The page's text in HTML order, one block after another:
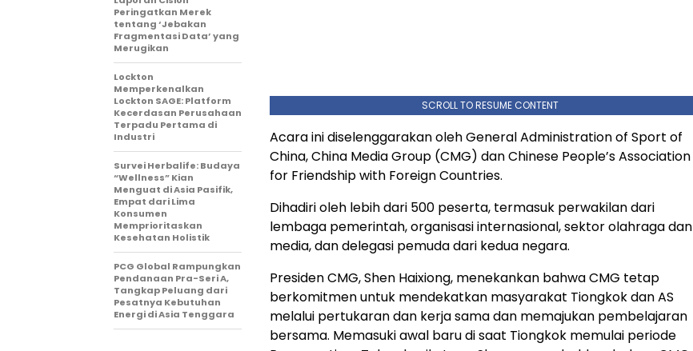
SCROLL TO RESUME CONTENT
Acara ini diselenggarakan oleh General Administration of Sport of
China, China Media Group (CMG) dan Chinese People’s Association
for Friendship with Foreign Countries.
Dihadiri oleh lebih dari 500 peserta, termasuk perwakilan dari
lembaga pemerintah, organisasi internasional, sektor olahraga dan
media, dan delegasi pemuda dari kedua negara.
Presiden CMG, Shen Haixiong, menekankan bahwa CMG tetap
berkomitmen untuk mendekatkan masyarakat Tiongkok dan AS
melalui pertukaran dan kerja sama dan memajukan pembelajaran
bersama. Memasuki awal baru di saat Tiongkok memulai periode
Peringatkan Merek
tentang ‘Jebakan
Fragmentasi Data’ yang
Merugikan
Lockton
Memperkenalkan
Lockton SAGE: Platform
Kecerdasan Perusahaan
Terpadu Pertama di
Industri
Survei Herbalife: Budaya
“Wellness” Kian
Menguat di Asia Pasifik,
Empat dari Lima
Konsumen
Memprioritaskan
Kesehatan Holistik
PCG Global Rampungkan
Pendanaan Pra-Seri A,
Tangkap Peluang dari
Pesatnya Kebutuhan
Energi di Asia Tenggara